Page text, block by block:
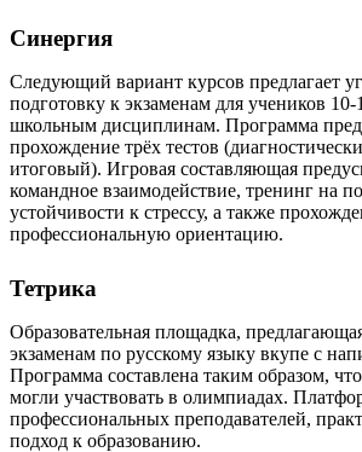
Синергия
Следующий вариант курсов предлагает
подготовку к экзаменам для учеников 10-
школьным дисциплинам. Программа
прохождение трёх тестов
итоговый). Игровая составляющая
командное взаимодействие, тренинг на
устойчивости к стрессу, а также
профессиональную ориентацию.
Тетрика
Образовательная площадка,
экзаменам по русскому языку вкупе с
Программа составлена таким образом,
могли участвовать в олимпиадах.
профессиональных преподавателей,
подход к образованию.